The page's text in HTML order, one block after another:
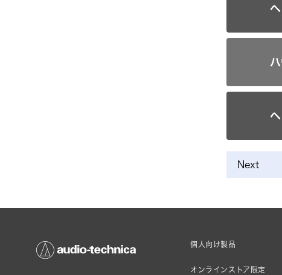
Next
個人向け製品
オンラインストア限定